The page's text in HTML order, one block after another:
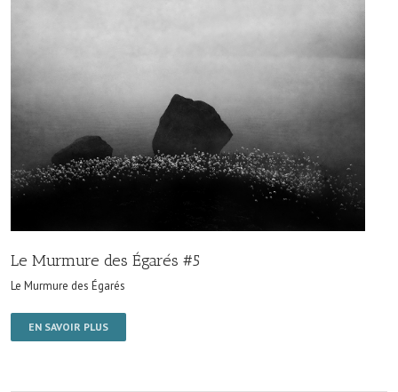
Le Murmure des Égarés #5
Le Murmure des Égarés
EN SAVOIR PLUS